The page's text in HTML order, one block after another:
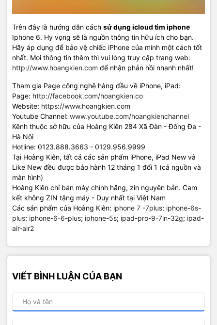
Trên đây là hướng dẫn cách sử dụng icloud tìm iphone
Iphone 6. Hy vọng sẽ là nguồn thông tin hữu ích cho bạn.
Hãy áp dụng để bảo vệ chiếc iPhone của mình một cách tốt
nhất. Mọi thông tin thêm thì vui lòng truy cập trang web:
http://www.hoangkien.com để nhận phản hồi nhanh nhất!
Tham gia Page công nghệ hàng đầu về iPhone, iPad:
Page: http://facebook.com/hoangkien.co
Website: https://www.hoangkien.com
Youtube Channel: www.youtube.com/hoangkienchannel
Kênh thuộc sở hữu của Hoàng Kiên 284 Xã Đàn - Đống Đa -
Hà Nội
Hotline: 0123.888.3663 - 0129.956.9999
Tại Hoàng Kiên, tất cả các sản phẩm iPhone, iPad New và
Like New đều được bảo hành 12 tháng 1 đổi 1 (cả nguồn và
màn hình)
Hoàng Kiên chỉ bán máy chính hãng, zin nguyên bản. Cam
kết không ZIN tặng máy - Duy nhất tại Việt Nam
Các sản phẩm của Hoàng Kiên: iphone 7 -7plus; iphone-6s-
plus; iphone-6-6-plus; iphone-5s; ipad-pro-9-7in-32g; ipad-
air-air2
VIẾT BÌNH LUẬN CỦA BẠN